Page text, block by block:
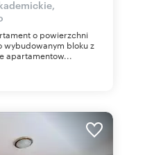
o powierzchni
wybudowanym bloku z
apartamentow...